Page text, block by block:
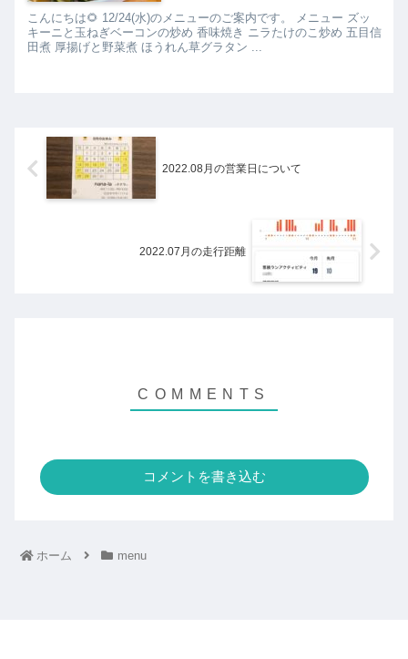
こんにちは🌻 12/24(水)のメニューのご案内です。 メニュー ズッ
キーニと玉ねぎベーコンの炒め 香味焼き ニラたけのこ炒め 五目信
田煮 厚揚げと野菜煮 ほうれん草グラタン ...
2022.08月の営業日について
2022.07月の走行距離
コメントを書き込む
ホーム menu